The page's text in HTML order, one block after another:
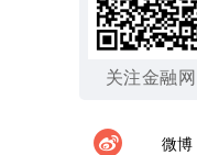
关注金融网
微博